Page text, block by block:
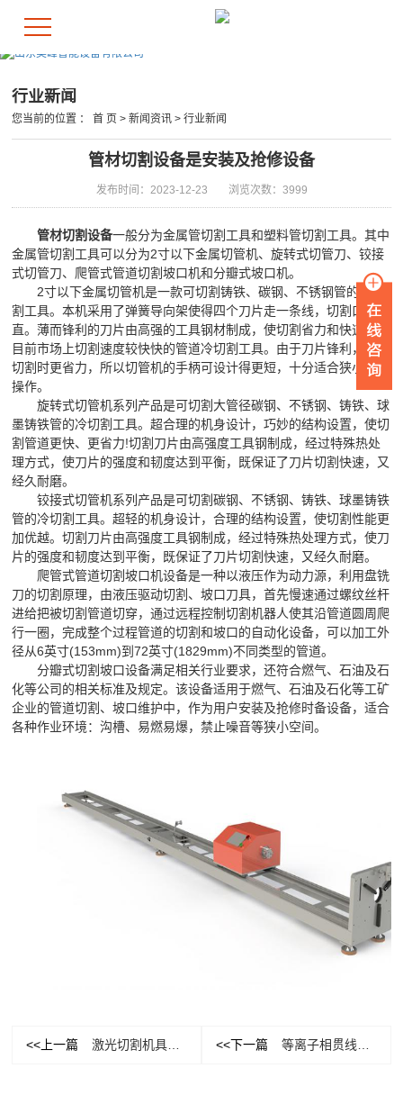
行业新闻
您当前的位置 ：首 页 >新闻资讯 >行业新闻
管材切割设备是安装及抢修设备
发布时间：2023-12-23 浏览次数：3999
管材切割设备一般分为金属管切割工具和塑料管切割工具。其中
金属管切割工具可以分为2寸以下金属切管机、旋转式切管刀、铰接
式切管刀、爬管式管道切割坡口机和分瓣式坡口机。
2寸以下金属切管机是一款可切割铸铁、碳钢、不锈钢管的冷切
割工具。本机采用了弹簧导向架使得四个刀片走一条线，切割口笔
直。薄而锋利的刀片由高强的工具钢材制成，使切割省力和快速，是
目前市场上切割速度较快快的管道冷切割工具。由于刀片锋利，使得
切割时更省力，所以切管机的手柄可设计得更短，十分适合狭小空间
操作。
旋转式切管机系列产品是可切割大管径碳钢、不锈钢、铸铁、球
墨铸铁管的冷切割工具。超合理的机身设计，巧妙的结构设置，使切
割管道更快、更省力!切割刀片由高强度工具钢制成，经过特殊热处
理方式，使刀片的强度和韧度达到平衡，既保证了刀片切割快速，又
经久耐磨。
铰接式切管机系列产品是可切割碳钢、不锈钢、铸铁、球墨铸铁
管的冷切割工具。超轻的机身设计，合理的结构设置，使切割性能更
加优越。切割刀片由高强度工具钢制成，经过特殊热处理方式，使刀
片的强度和韧度达到平衡，既保证了刀片切割快速，又经久耐磨。
爬管式管道切割坡口机设备是一种以液压作为动力源，利用盘铣
刀的切割原理，由液压驱动切割、坡口刀具，首先慢速通过螺纹丝杆
进给把被切割管道切穿，通过远程控制切割机器人使其沿管道圆周爬
行一圈，完成整个过程管道的切割和坡口的自动化设备，可以加工外
径从6英寸(153mm)到72英寸(1829mm)不同类型的管道。
分瓣式切割坡口设备满足相关行业要求，还符合燃气、石油及石
化等公司的相关标准及规定。该设备适用于燃气、石油及石化等工矿
企业的管道切割、坡口维护中，作为用户安装及抢修时备设备，适合
各种作业环境：沟槽、易燃易爆，禁止噪音等狭小空间。
<<上一篇 激光切割机具有广阔的发展前景 <<下一篇 等离子相贯线设备应该如何进行挑选